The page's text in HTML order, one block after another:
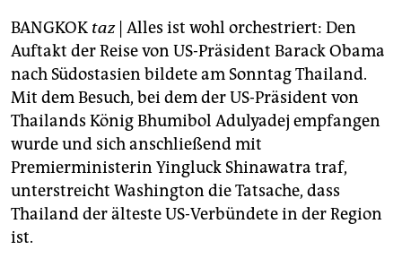
unterstützen
abo
genossenschaft
epaper login
BANGKOK taz| Alles ist wohl orchestriert: Den
Auftakt der Reise von US-Präsident Barack Obama
nach Südostasien bildete am Sonntag Thailand.
Mit dem Besuch, bei dem der US-Präsident von
Thailands König Bhumibol Adulyadej empfangen
wurde und sich anschließend mit
Premierministerin Yingluck Shinawatra traf,
unterstreicht Washington die Tatsache, dass
Thailand der älteste US-Verbündete in der Region
ist.